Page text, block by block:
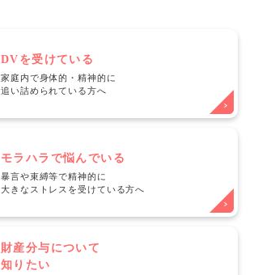
DVを受けている
家庭内で身体的・精神的に
追い詰められている方へ
モラハラで悩んでいる
暴言や束縛等で精神的に
大きなストレスを受けている方へ
財産分与について
知りたい